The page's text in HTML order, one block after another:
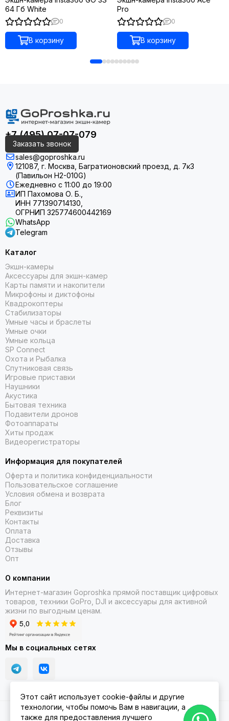
64 Гб White
0
В корзину
Pro
0
В корзину
+7 (495) 07-07-079
Заказать звонок
sales@goproshka.ru
121087, г. Москва, Багратионовский проезд, д. 7к3
(Павильон H2-010G)
Ежедневно с 11:00 до 19:00
ИП Пахомова О. Б.,
ИНН 771390714130,
ОГРНИП 325774600442169
WhatsApp
Telegram
Каталог
Экшн-камеры
Аксессуары для экшн-камер
Карты памяти и накопители
Микрофоны и диктофоны
Квадрокоптеры
Стабилизаторы
Умные часы и браслеты
Умные очки
Умные кольца
SP Connect
Охота и Рыбалка
Спутниковая связь
Игровые приставки
Наушники
Акустика
Бытовая техника
Подавители дронов
Фотоаппараты
Хиты продаж
Видеорегистраторы
Информация для покупателей
Оферта и политика конфиденциальности
Пользовательское соглашение
Условия обмена и возврата
Блог
Реквизиты
Контакты
Оплата
Доставка
Отзывы
Опт
О компании
Интернет-магазин Goproshka прямой поставщик цифровых
товаров, техники GoPro, DJI и аксессуары для активной
жизни по выгодным ценам.
Мы в социальных сетях
2026 © Goproshka.ru.Карта сайта
Этот сайт использует cookie-файлы и другие
технологии, чтобы помочь Вам в навигации, а
также для предоставления лучшего